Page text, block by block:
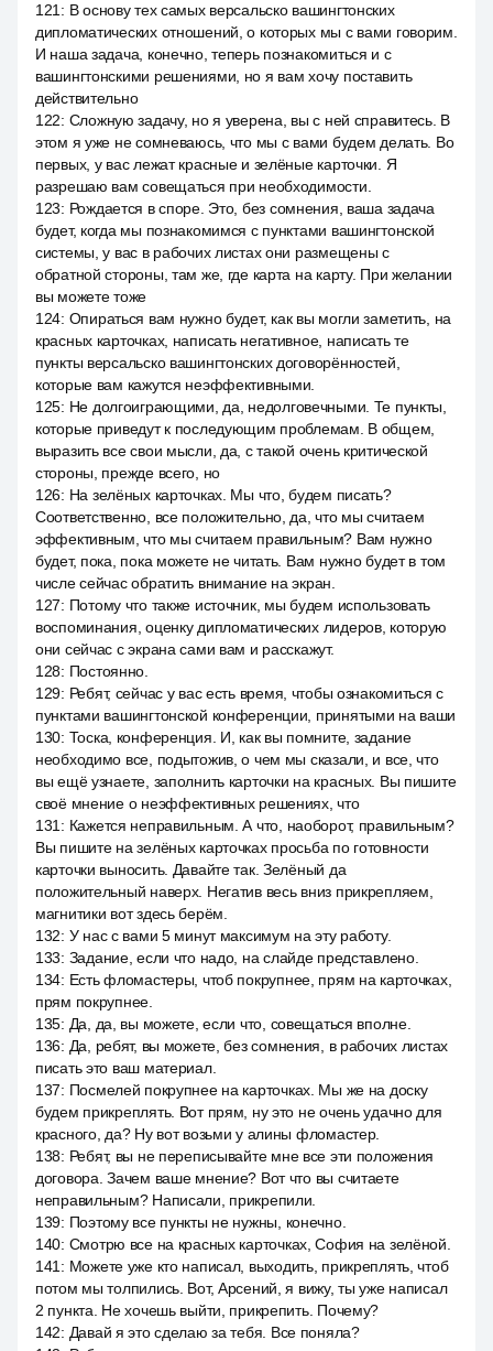
121 : В основу тех самых версальско вашингтонских
дипломатических отношений, о которых мы с вами говорим.
И наша задача, конечно, теперь познакомиться и с
вашингтонскими решениями, но я вам хочу поставить
действительно
122: Сложную задачу, но я уверена, вы с ней справитесь. В
этом я уже не сомневаюсь, что мы с вами будем делать. Во
первых, у вас лежат красные и зелёные карточки. Я
разрешаю вам совещаться при необходимости.
123: Рождается в споре. Это, без сомнения, ваша задача
будет, когда мы познакомимся с пунктами вашингтонской
системы, у вас в рабочих листах они размещены с
обратной стороны, там же, где карта на карту. При желании
вы можете тоже
124: Опираться вам нужно будет, как вы могли заметить, на
красных карточках, написать негативное, написать те
пункты версальско вашингтонских договорённостей,
которые вам кажутся неэффективными.
125: Не долгоиграющими, да, недолговечными. Те пункты,
которые приведут к последующим проблемам. В общем,
выразить все свои мысли, да, с такой очень критической
стороны, прежде всего, но
126: На зелёных карточках. Мы что, будем писать?
Соответственно, все положительно, да, что мы считаем
эффективным, что мы считаем правильным? Вам нужно
будет, пока, пока можете не читать. Вам нужно будет в том
числе сейчас обратить внимание на экран.
127: Потому что также источник, мы будем использовать
воспоминания, оценку дипломатических лидеров, которую
они сейчас с экрана сами вам и расскажут.
128: Постоянно.
129: Ребят, сейчас у вас есть время, чтобы ознакомиться с
пунктами вашингтонской конференции, принятыми на ваши
130: Тоска, конференция. И, как вы помните, задание
необходимо все, подытожив, о чем мы сказали, и все, что
вы ещё узнаете, заполнить карточки на красных. Вы пишите
своё мнение о неэффективных решениях, что
131 : Кажется неправильным. А что, наоборот, правильным?
Вы пишите на зелёных карточках просьба по готовности
карточки выносить. Давайте так. Зелёный да
положительный наверх. Негатив весь вниз прикрепляем,
магнитики вот здесь берём.
132: У нас с вами 5 минут максимум на эту работу.
133: Задание, если что надо, на слайде представлено.
134: Есть фломастеры, чтоб покрупнее, прям на карточках,
прям покрупнее.
135: Да, да, вы можете, если что, совещаться вполне.
136: Да, ребят, вы можете, без сомнения, в рабочих листах
писать это ваш материал.
137: Посмелей покрупнее на карточках. Мы же на доску
будем прикреплять. Вот прям, ну это не очень удачно для
красного, да? Ну вот возьми у алины фломастер.
138: Ребят, вы не переписывайте мне все эти положения
договора. Зачем ваше мнение? Вот что вы считаете
неправильным? Написали, прикрепили.
139: Поэтому все пункты не нужны, конечно.
140: Смотрю все на красных карточках, София на зелёной.
141 : Можете уже кто написал, выходить, прикреплять, чтоб
потом мы толпились. Вот, Арсений, я вижу, ты уже написал
2 пункта. Не хочешь выйти, прикрепить. Почему?
142: Давай я это сделаю за тебя. Все поняла?